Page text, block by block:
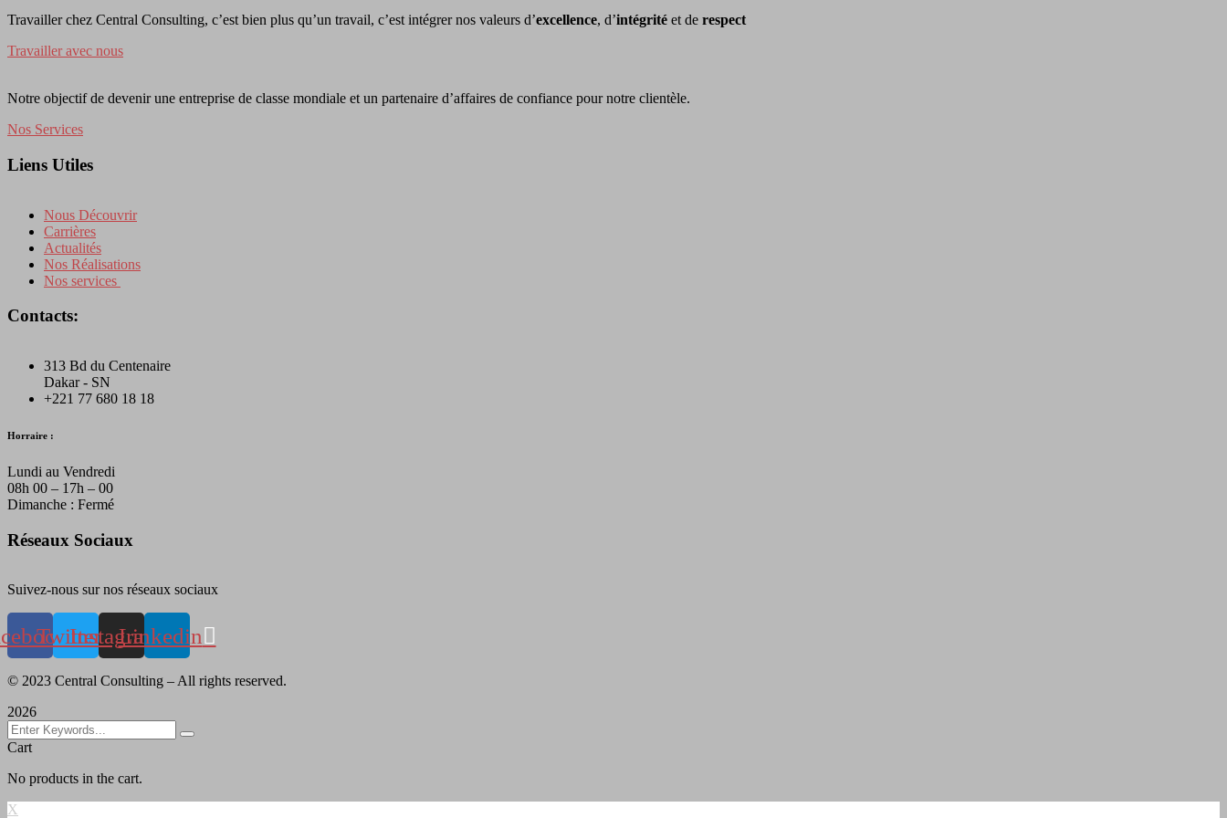
Travailler chez Central Consulting, c’est bien plus qu’un travail, c’est intégrer nos valeurs d’excellence, d’intégrité et de respect
Travailler avec nous
Notre objectif de devenir une entreprise de classe mondiale et un partenaire d’affaires de confiance pour notre clientèle.
Nos Services
Liens Utiles
Nous Découvrir
Carrières
Actualités
Nos Réalisations
Nos services
Contacts:
313 Bd du Centenaire
Dakar - SN
+221 77 680 18 18
Horraire :
Lundi au Vendredi
08h 00 – 17h – 00
Dimanche : Fermé
Réseaux Sociaux
Suivez-nous sur nos réseaux sociaux
TwitterInstagramLinkedin
© 2023 Central Consulting – All rights reserved.
2026
Cart
No products in the cart.
X